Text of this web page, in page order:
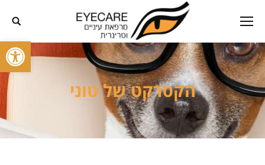
פתח
הקטרקט של טוני